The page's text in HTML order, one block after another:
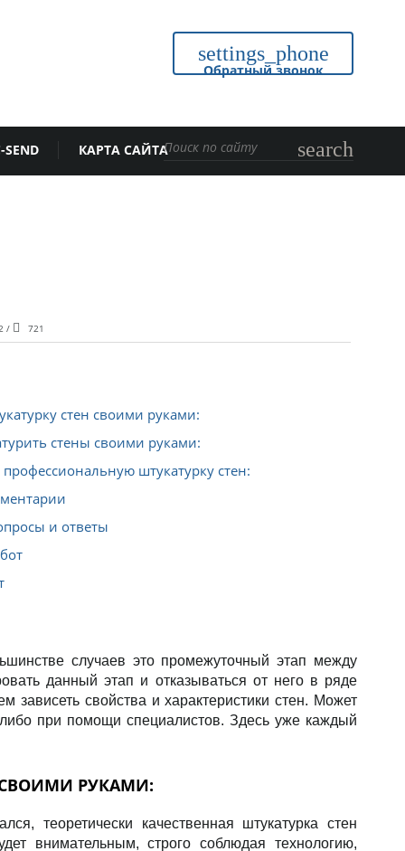
settings_phone
Обратный звонок
SEND КАРТА САЙТА search
/ 721
стен своими руками:
стены своими руками:
штукатурку стен:
и ответы
случаев это промежуточный этап между
данный этап и отказываться от него в ряде
зависеть свойства и характеристики стен. Может
при помощи специалистов. Здесь уже каждый
СВОИМИ РУКАМИ:
теоретически качественная штукатурка стен
внимательным, строго соблюдая технологию,